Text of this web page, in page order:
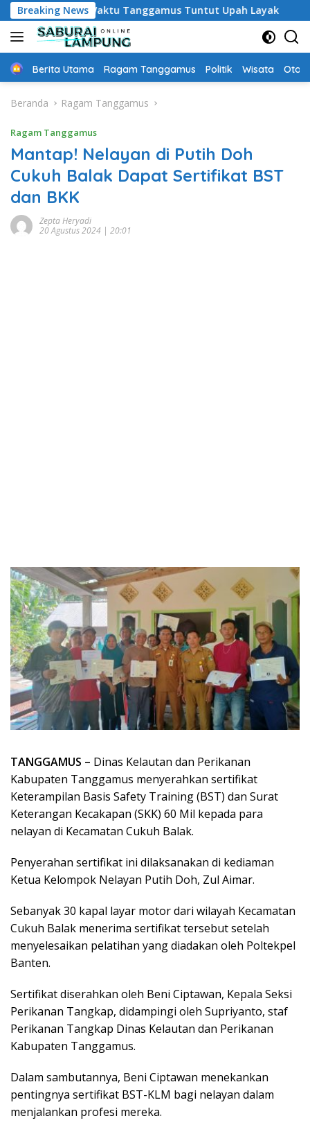
Langsung
ke
konten
Breaking News
Paruh Waktu Tanggamus Tuntut Upah Layak Aksi
Home
Berita Utama Ragam Tanggamus Politik Wisata Oto
Beranda Ragam Tanggamus
Ragam Tanggamus
Mantap! Nelayan di Putih Doh
Cukuh Balak Dapat Sertifikat BST
dan BKK
Zepta Heryadi
20 Agustus 2024 | 20:01
TANGGAMUS – Dinas Kelautan dan Perikanan
Kabupaten Tanggamus menyerahkan sertifikat
Keterampilan Basis Safety Training (BST) dan Surat
Keterangan Kecakapan (SKK) 60 Mil kepada para
nelayan di Kecamatan Cukuh Balak.
Penyerahan sertifikat ini dilaksanakan di kediaman
Ketua Kelompok Nelayan Putih Doh, Zul Aimar.
Sebanyak 30 kapal layar motor dari wilayah Kecamatan
Cukuh Balak menerima sertifikat tersebut setelah
menyelesaikan pelatihan yang diadakan oleh Poltekpel
Banten.
Sertifikat diserahkan oleh Beni Ciptawan, Kepala Seksi
Perikanan Tangkap, didampingi oleh Supriyanto, staf
Perikanan Tangkap Dinas Kelautan dan Perikanan
Kabupaten Tanggamus.
Dalam sambutannya, Beni Ciptawan menekankan
pentingnya sertifikat BST-KLM bagi nelayan dalam
menjalankan profesi mereka.